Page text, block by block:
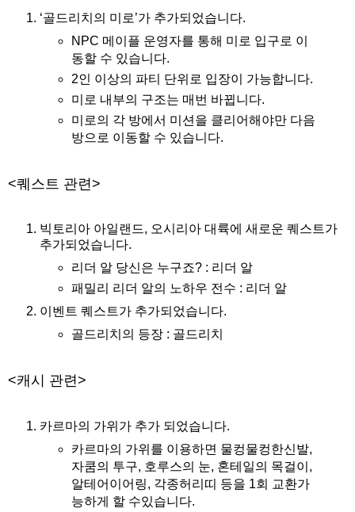
‘골드리치의 미로’가 추가되었습니다.
NPC 메이플 운영자를 통해 미로 입구로 이
동할 수 있습니다.
2인 이상의 파티 단위로 입장이 가능합니다.
미로 내부의 구조는 매번 바뀝니다.
미로의 각 방에서 미션을 클리어해야만 다음
방으로 이동할 수 있습니다.
<퀘스트 관련>
빅토리아 아일랜드, 오시리아 대륙에 새로운 퀘스트가
추가되었습니다.
리더 알 당신은 누구죠? : 리더 알
패밀리 리더 알의 노하우 전수 : 리더 알
이벤트 퀘스트가 추가되었습니다.
골드리치의 등장 : 골드리치
<캐시 관련>
카르마의 가위가 추가 되었습니다.
카르마의 가위를 이용하면 물컹물컹한신발,
자쿰의 투구, 호루스의 눈, 혼테일의 목걸이,
알테어이어링, 각종허리띠 등을 1회 교환가
능하게 할 수있습니다.